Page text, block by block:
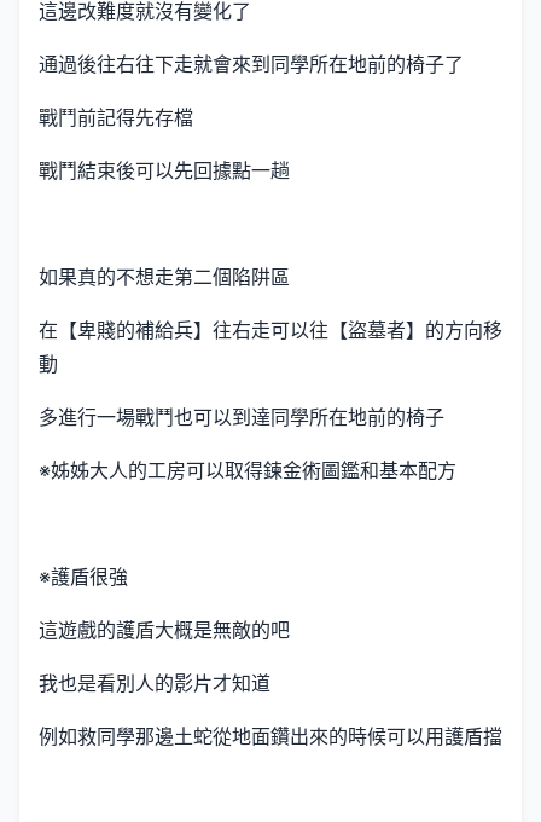
這邊改難度就沒有變化了
通過後往右往下走就會來到同學所在地前的椅子了
戰鬥前記得先存檔
戰鬥結束後可以先回據點一趟
如果真的不想走第二個陷阱區
在【卑賤的補給兵】往右走可以往【盜墓者】的方向移
動
多進行一場戰鬥也可以到達同學所在地前的椅子
※姊姊大人的工房可以取得鍊金術圖鑑和基本配方
※護盾很強
這遊戲的護盾大概是無敵的吧
我也是看別人的影片才知道
例如救同學那邊土蛇從地面鑽出來的時候可以用護盾擋